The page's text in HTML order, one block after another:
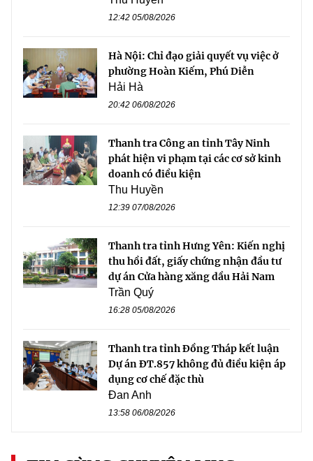
12:42 05/08/2026
Hà Nội: Chỉ đạo giải quyết vụ việc ở
phường Hoàn Kiếm, Phú Diễn
Hải Hà
20:42 06/08/2026
Thanh tra Công an tỉnh Tây Ninh
phát hiện vi phạm tại các cơ sở kinh
doanh có điều kiện
Thu Huyền
12:39 07/08/2026
Thanh tra tỉnh Hưng Yên: Kiến nghị
thu hồi đất, giấy chứng nhận đầu tư
dự án Cửa hàng xăng dầu Hải Nam
Trần Quý
16:28 05/08/2026
Thanh tra tỉnh Đồng Tháp kết luận
Dự án ĐT.857 không đủ điều kiện áp
dụng cơ chế đặc thù
Đan Anh
13:58 06/08/2026